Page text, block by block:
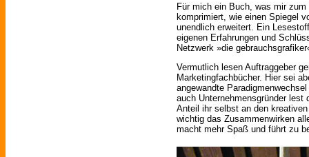
Für mich ein Buch, was mir
komprimiert, wie einen Spiegel
unendlich erweitert. Ein
eigenen Erfahrungen und
Netzwerk »die
Vermutlich lesen Auftraggeber
Marketingfachbücher. Hier sei
angewandte
auch Unternehmensgründer
Anteil ihr selbst an den
wichtig das Zusammenwirken
macht mehr Spaß und führt zu